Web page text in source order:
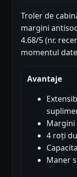
Troler de
margini
4.68/5 (nr.
momentul
Avantaje
4 roți
Maner